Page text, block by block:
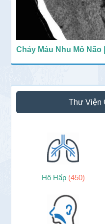
Chảy Máu Nhu Mô
Thư Viện
Hô Hấp (450)